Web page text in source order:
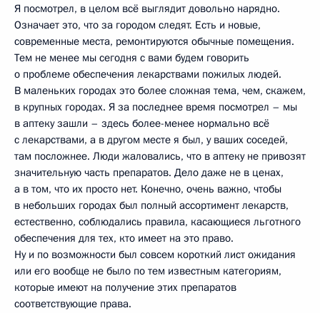
Я посмотрел, в целом всё выглядит довольно нарядно.
Означает это, что за городом следят. Есть и новые,
современные места, ремонтируются обычные помещения.
Тем не менее мы сегодня с вами будем говорить
о проблеме обеспечения лекарствами пожилых людей.
В маленьких городах это более сложная тема, чем, скажем,
в крупных городах. Я за последнее время посмотрел – мы
в аптеку зашли – здесь более-менее нормально всё
с лекарствами, а в другом месте я был, у ваших соседей,
там посложнее. Люди жаловались, что в аптеку не привозят
значительную часть препаратов. Дело даже не в ценах,
а в том, что их просто нет. Конечно, очень важно, чтобы
в небольших городах был полный ассортимент лекарств,
естественно, соблюдались правила, касающиеся льготного
обеспечения для тех, кто имеет на это право.
Ну и по возможности был совсем короткий лист ожидания
или его вообще не было по тем известным категориям,
которые имеют на получение этих препаратов
соответствующие права.